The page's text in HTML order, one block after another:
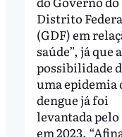
Distrito
(GDF) em
saúde”, já que a
possibilidade
uma epidemia
dengue já foi
levantada pelo
em 2023.